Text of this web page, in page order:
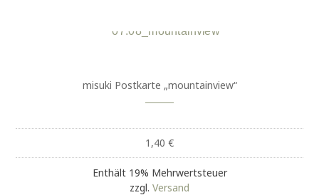
misuki Postkarte „mountainview“
1,40 €
Enthält 19% Mehrwertsteuer
zzgl. Versand